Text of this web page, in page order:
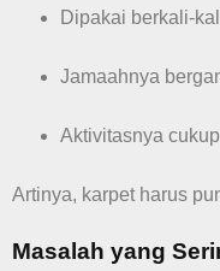
Dipakai berkali-
Jamaahnya
Aktivitasnya
Artinya, karpet harus
Masalah yang